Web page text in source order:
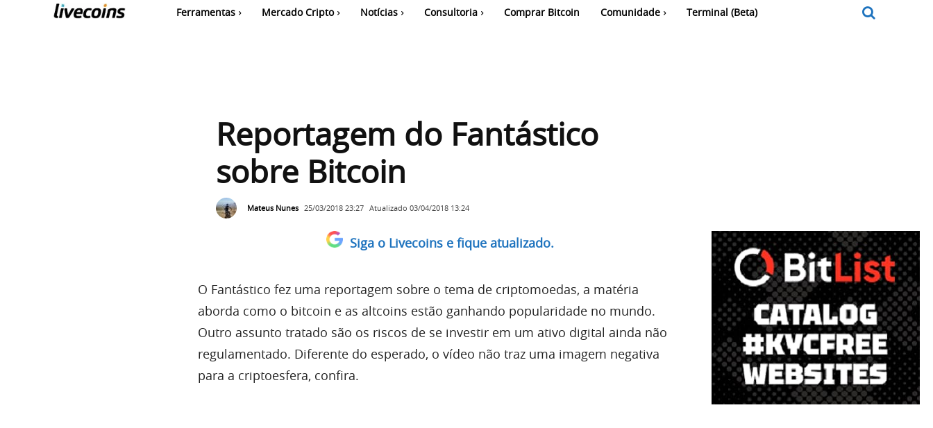
Ferramentas Mercado Cripto Notícias Consultoria Comprar Bitcoin Comunidade Terminal (Beta)
Reportagem do Fantástico
sobre Bitcoin
Mateus Nunes 25/03/2018 23:27 Atualizado 03/04/2018 13:24
Siga o Livecoins e fique atualizado.
O Fantástico fez uma reportagem sobre o tema de criptomoedas, a matéria
aborda como o bitcoin e as altcoins estão ganhando popularidade no mundo.
Outro assunto tratado são os riscos de se investir em um ativo digital ainda não
regulamentado. Diferente do esperado, o vídeo não traz uma imagem negativa
para a criptoesfera, confira.